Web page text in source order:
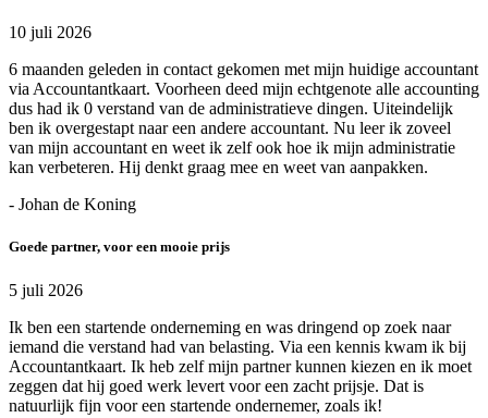
10 juli 2026
6 maanden geleden in contact gekomen met mijn huidige accountant
via Accountantkaart. Voorheen deed mijn echtgenote alle accounting
dus had ik 0 verstand van de administratieve dingen. Uiteindelijk
ben ik overgestapt naar een andere accountant. Nu leer ik zoveel
van mijn accountant en weet ik zelf ook hoe ik mijn administratie
kan verbeteren. Hij denkt graag mee en weet van aanpakken.
- Johan de Koning
Goede partner, voor een mooie prijs
5 juli 2026
Ik ben een startende onderneming en was dringend op zoek naar
iemand die verstand had van belasting. Via een kennis kwam ik bij
Accountantkaart. Ik heb zelf mijn partner kunnen kiezen en ik moet
zeggen dat hij goed werk levert voor een zacht prijsje. Dat is
natuurlijk fijn voor een startende ondernemer, zoals ik!